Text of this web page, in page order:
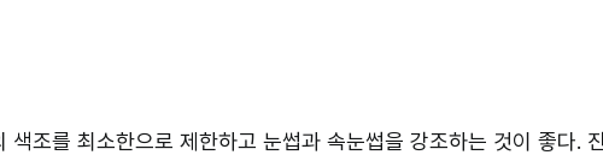
조를 최소한으로 제한하고 눈썹과 속눈썹을 강조하는 것이 좋다.